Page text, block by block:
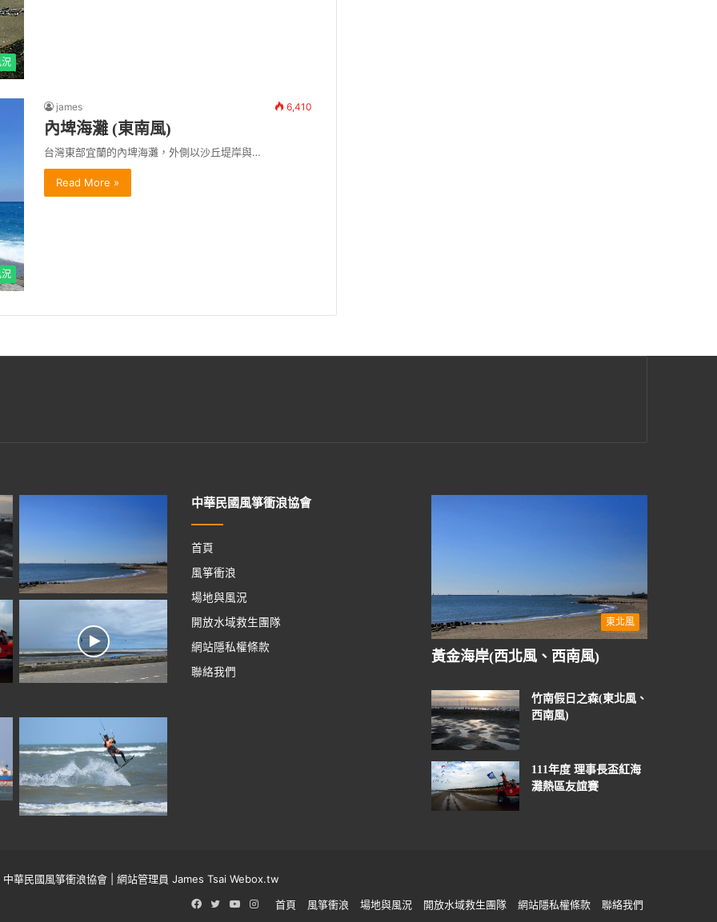
james 6,410
內埤海灘 (東南風)
台灣東部宜蘭的內埤海灘，外側以沙丘堤岸與…
Read More »
中華民國風箏衝浪協會
首頁
風箏衝浪
場地與風況
開放水域救生團隊
網站隱私權條款
聯絡我們
東北風
黃金海岸(西北風、西南風)
竹南假日之森(東北風、
西南風)
111年度 理事長盃紅海
灘熱區友誼賽
中華民國風箏衝浪協會 | 網站管理員 James Tsai Webox.tw
首頁
風箏衝浪 場地與風況 開放水域救生團隊 網站隱私權條款 聯絡我們
Facebook
TwitterYouTube
Instagram